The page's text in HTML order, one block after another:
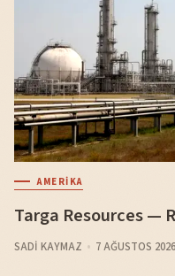
AMERIKA
Targa Resources —
SADI KAYMAZ 7 AĞUSTOS 2026